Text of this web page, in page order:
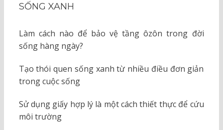
SỐNG XANH
Làm cách nào để bảo vệ tầng ôzôn trong đời
sống hàng ngày?
Tạo thói quen sống xanh từ nhiều điều đơn giản
trong cuộc sống
Sử dụng giấy hợp lý là một cách thiết thực để cứu
môi trường